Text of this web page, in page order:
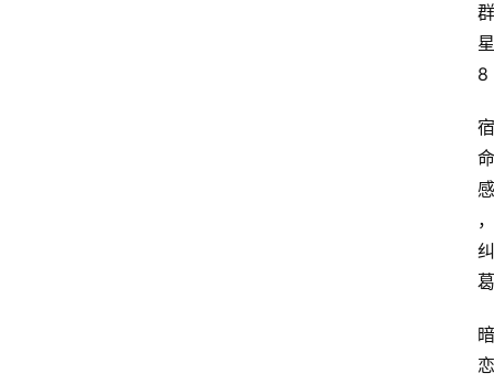
群
星
8
宿
命
感
，
纠
葛
暗
恋